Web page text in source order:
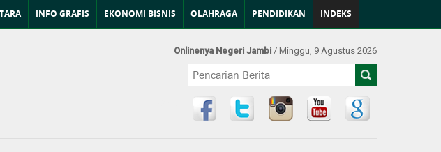
INFO GRAFIS EKONOMI BISNIS OLAHRAGA PENDIDIKAN INDEKS
Onlinenya Negeri Jambi / Minggu, 9 Agustus 2026